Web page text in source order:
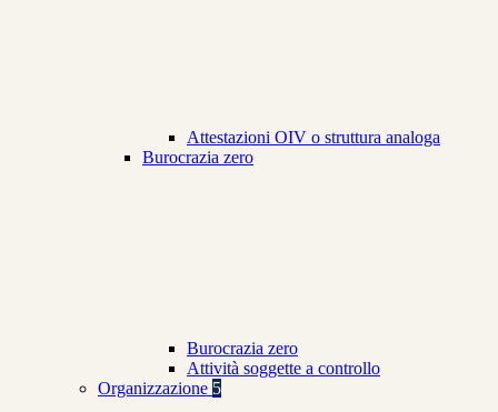
Attestazioni OIV o struttura analoga
Burocrazia zero
Burocrazia zero
Attività soggette a controllo
Organizzazione 5